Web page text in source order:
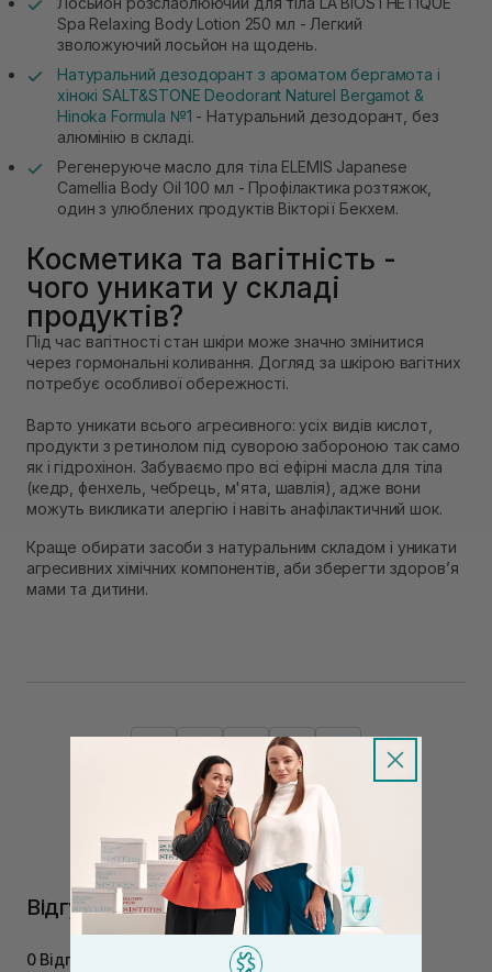
Spa Relaxing Body Lotion 250 мл - Легкий
зволожуючий лосьйон на щодень.
Натуральний дезодорант з ароматом бергамота і
хінокі SALT&STONE Deodorant Naturel Bergamot &
Hinoka Formula №1 - Натуральний дезодорант, без
алюмінію в складі.
Регенеруюче масло для тіла ELEMIS Japanese
Camellia Body Oil 100 мл - Профілактика розтяжок,
один з улюблених продуктів Вікторії Бекхем.
Косметика та вагітність -
чого уникати у складі
продуктів?
Під час вагітності стан шкіри може значно змінитися
через гормональні коливання. Догляд за шкірою вагітних
потребує особливої обережності.
Варто уникати всього агресивного: усіх видів кислот,
продукти з ретинолом під суворою забороною так само
як і гідрохінон. Забуваємо про всі ефірні масла для тіла
(кедр, фенхель, чебрець, м'ята, шавлія), адже вони
можуть викликати алергію і навіть анафілактичний шок.
Краще обирати засоби з натуральним складом і уникати
агресивних хімічних компонентів, аби зберегти здоров’я
мами та дитини.
Відгуки
0 Відгуків